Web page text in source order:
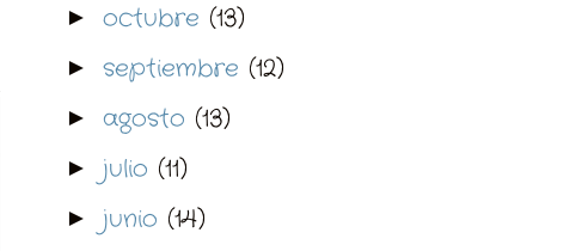
► octubre (13)
► septiembre (12)
► agosto (13)
► julio (11)
► junio (14)